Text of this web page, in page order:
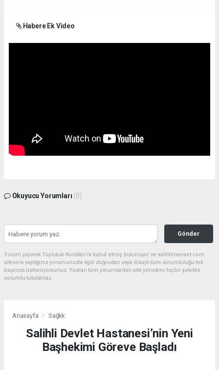
Habere Ek Video
Okuyucu Yorumları (0)
Gönder
Yorum yazarak Topluluk Kuralları’nı kabul etmiş bulunuyor ve salihlimanset.com
sitesine yaptığınız yorumunuzla ilgili doğrudan veya dolaylı tüm sorumluluğu tek
başınıza üstleniyorsunuz. Yazılan tüm yorumlardan site yönetimi hiçbir şekilde
sorumlu tutulamaz.
Anasayfa Sağlık
Salihli Devlet Hastanesi’nin Yeni
Başhekimi Göreve Başladı